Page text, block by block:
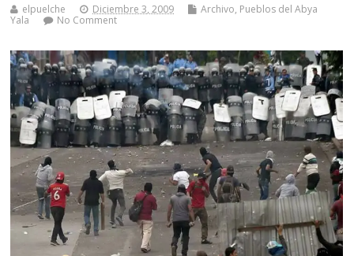
elpuelche Diciembre 3, 2009 Archivo, Pueblos del Abya
Yala
No Comment